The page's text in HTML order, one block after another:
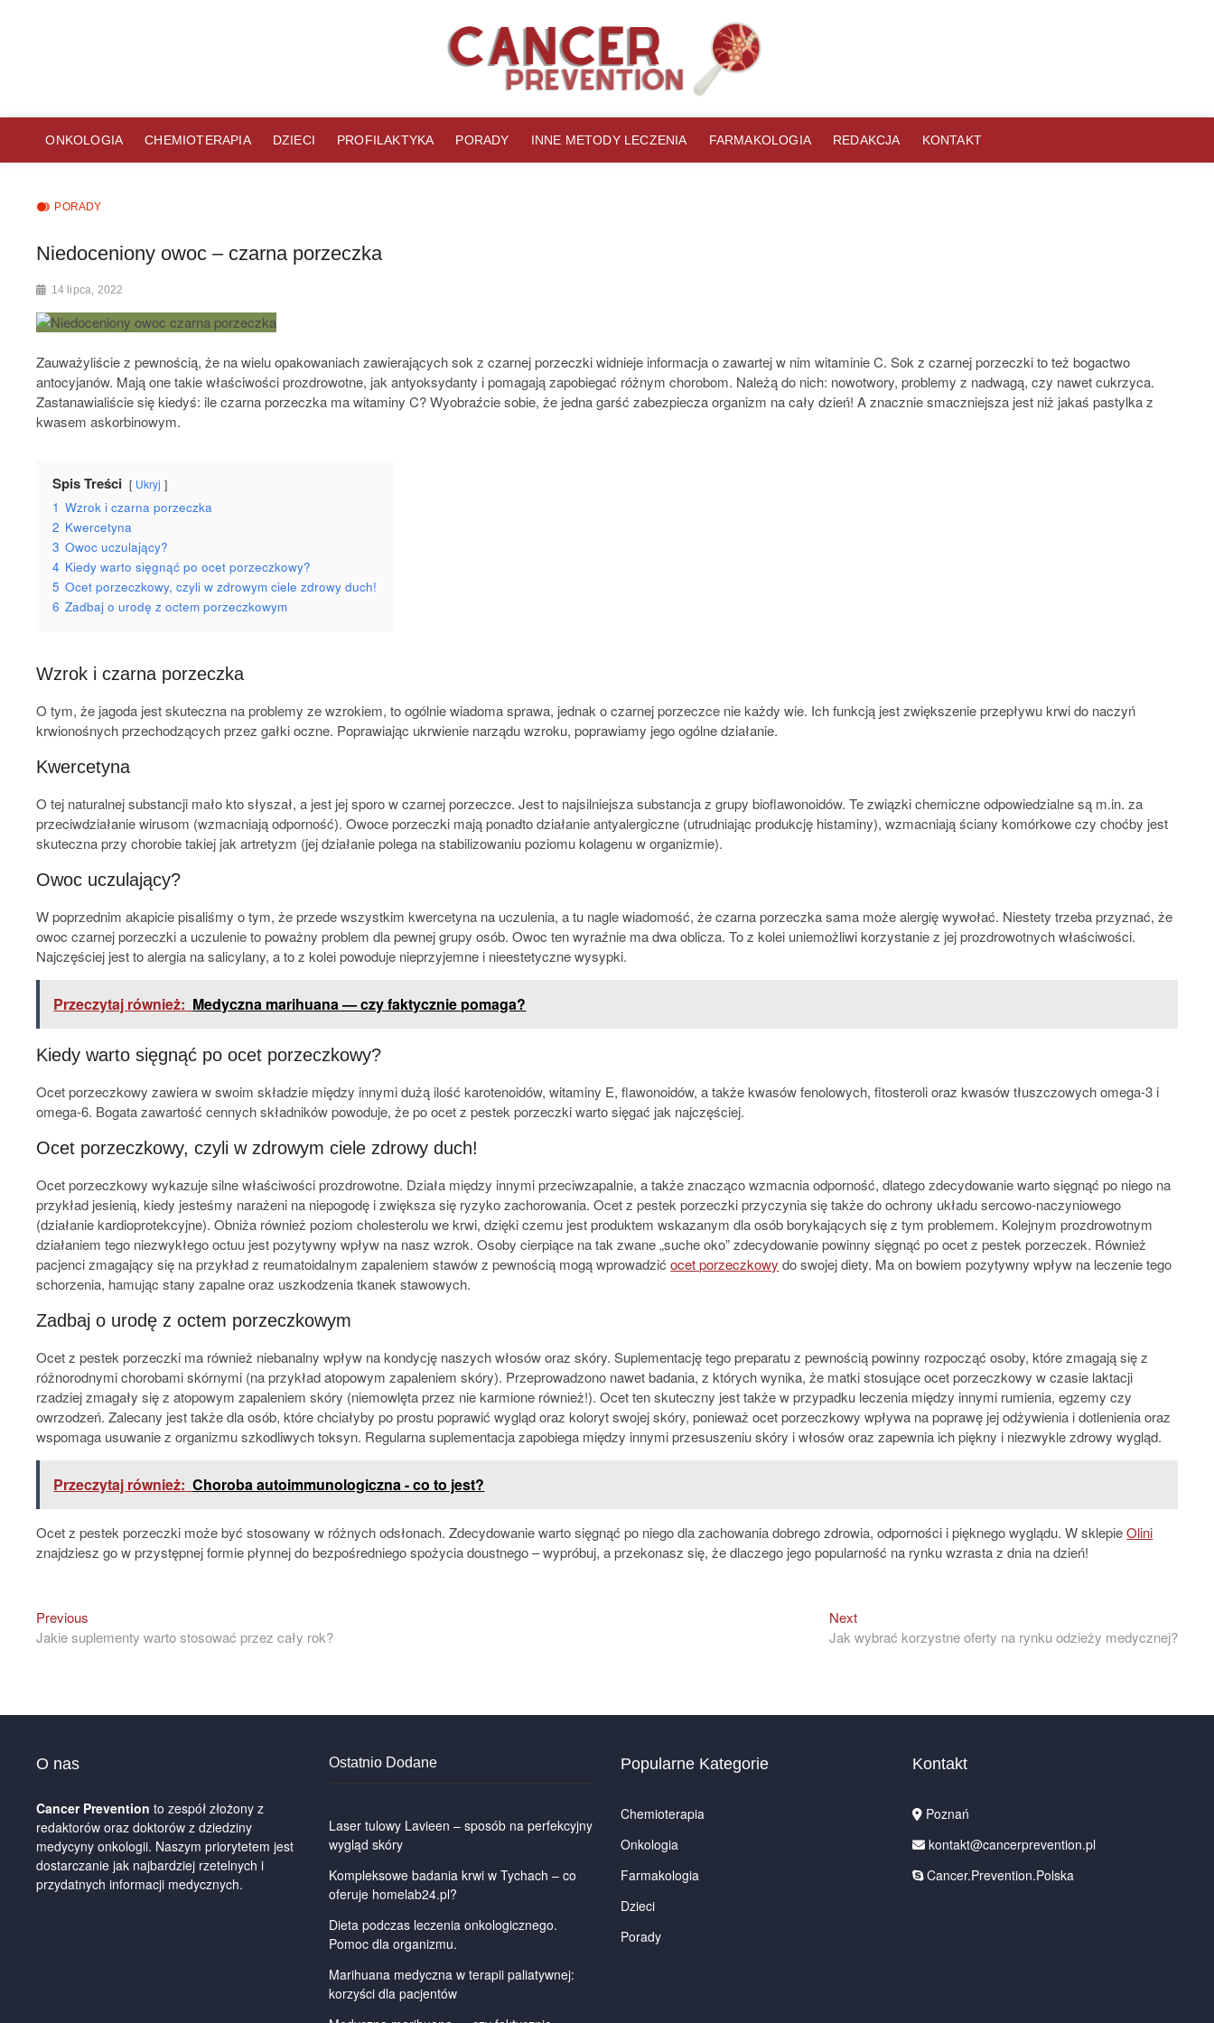
Cancer Prevention Polska
ONKOLOGIA CHEMIOTERAPIA DZIECI PROFILAKTYKA PORADY INNE METODY LECZENIA FARMAKOLOGIA REDAKCJA KONTAKT
PORADY
Niedoceniony owoc – czarna porzeczka
14 lipca, 2022
Zauważyliście z pewnością, że na wielu opakowaniach zawierających sok z czarnej porzeczki widnieje informacja o zawartej w nim witaminie C. Sok z czarnej porzeczki to też bogactwo
antocyjanów. Mają one takie właściwości prozdrowotne, jak antyoksydanty i pomagają zapobiegać różnym chorobom. Należą do nich: nowotwory, problemy z nadwagą, czy nawet cukrzyca.
Zastanawialiście się kiedyś: ile czarna porzeczka ma witaminy C? Wyobraźcie sobie, że jedna garść zabezpiecza organizm na cały dzień! A znacznie smaczniejsza jest niż jakaś pastylka z
kwasem askorbinowym.
Spis Treści Ukryj
1 Wzrok i czarna porzeczka
2 Kwercetyna
3 Owoc uczulający?
4 Kiedy warto sięgnąć po ocet porzeczkowy?
5 Ocet porzeczkowy, czyli w zdrowym ciele zdrowy duch!
6 Zadbaj o urodę z octem porzeczkowym
Wzrok i czarna porzeczka
O tym, że jagoda jest skuteczna na problemy ze wzrokiem, to ogólnie wiadoma sprawa, jednak o czarnej porzeczce nie każdy wie. Ich funkcją jest zwiększenie przepływu krwi do naczyń
krwionośnych przechodzących przez gałki oczne. Poprawiając ukrwienie narządu wzroku, poprawiamy jego ogólne działanie.
Kwercetyna
O tej naturalnej substancji mało kto słyszał, a jest jej sporo w czarnej porzeczce. Jest to najsilniejsza substancja z grupy bioflawonoidów. Te związki chemiczne odpowiedzialne są m.in. za
przeciwdziałanie wirusom (wzmacniają odporność). Owoce porzeczki mają ponadto działanie antyalergiczne (utrudniając produkcję histaminy), wzmacniają ściany komórkowe czy choćby jest
skuteczna przy chorobie takiej jak artretyzm (jej działanie polega na stabilizowaniu poziomu kolagenu w organizmie).
Owoc uczulający?
W poprzednim akapicie pisaliśmy o tym, że przede wszystkim kwercetyna na uczulenia, a tu nagle wiadomość, że czarna porzeczka sama może alergię wywołać. Niestety trzeba przyznać, że
owoc czarnej porzeczki a uczulenie to poważny problem dla pewnej grupy osób. Owoc ten wyraźnie ma dwa oblicza. To z kolei uniemożliwi korzystanie z jej prozdrowotnych właściwości.
Najczęściej jest to alergia na salicylany, a to z kolei powoduje nieprzyjemne i nieestetyczne wysypki.
Przeczytaj również: Medyczna marihuana — czy faktycznie pomaga?
Kiedy warto sięgnąć po ocet porzeczkowy?
Ocet porzeczkowy zawiera w swoim składzie między innymi dużą ilość karotenoidów, witaminy E, flawonoidów, a także kwasów fenolowych, fitosteroli oraz kwasów tłuszczowych omega-3 i
omega-6. Bogata zawartość cennych składników powoduje, że po ocet z pestek porzeczki warto sięgać jak najczęściej.
Ocet porzeczkowy, czyli w zdrowym ciele zdrowy duch!
Ocet porzeczkowy wykazuje silne właściwości prozdrowotne. Działa między innymi przeciwzapalnie, a także znacząco wzmacnia odporność, dlatego zdecydowanie warto sięgnąć po niego na
przykład jesienią, kiedy jesteśmy narażeni na niepogodę i zwiększa się ryzyko zachorowania. Ocet z pestek porzeczki przyczynia się także do ochrony układu sercowo-naczyniowego
(działanie kardioprotekcyjne). Obniża również poziom cholesterolu we krwi, dzięki czemu jest produktem wskazanym dla osób borykających się z tym problemem. Kolejnym prozdrowotnym
działaniem tego niezwykłego octuu jest pozytywny wpływ na nasz wzrok. Osoby cierpiące na tak zwane „suche oko” zdecydowanie powinny sięgnąć po ocet z pestek porzeczek. Również
pacjenci zmagający się na przykład z reumatoidalnym zapaleniem stawów z pewnością mogą wprowadzićocet porzeczkowy do swojej diety. Ma on bowiem pozytywny wpływ na leczenie tego
schorzenia, hamując stany zapalne oraz uszkodzenia tkanek stawowych.
Zadbaj o urodę z octem porzeczkowym
Ocet z pestek porzeczki ma również niebanalny wpływ na kondycję naszych włosów oraz skóry. Suplementację tego preparatu z pewnością powinny rozpocząć osoby, które zmagają się z
różnorodnymi chorobami skórnymi (na przykład atopowym zapaleniem skóry). Przeprowadzono nawet badania, z których wynika, że matki stosujące ocet porzeczkowy w czasie laktacji
rzadziej zmagały się z atopowym zapaleniem skóry (niemowlęta przez nie karmione również!). Ocet ten skuteczny jest także w przypadku leczenia między innymi rumienia, egzemy czy
owrzodzeń. Zalecany jest także dla osób, które chciałyby po prostu poprawić wygląd oraz koloryt swojej skóry, ponieważ ocet porzeczkowy wpływa na poprawę jej odżywienia i dotlenienia oraz
wspomaga usuwanie z organizmu szkodliwych toksyn. Regularna suplementacja zapobiega między innymi przesuszeniu skóry i włosów oraz zapewnia ich piękny i niezwykle zdrowy wygląd.
Przeczytaj również: Choroba autoimmunologiczna - co to jest?
Ocet z pestek porzeczki może być stosowany w różnych odsłonach. Zdecydowanie warto sięgnąć po niego dla zachowania dobrego zdrowia, odporności i pięknego wyglądu. W sklepieOlini
znajdziesz go w przystępnej formie płynnej do bezpośredniego spożycia doustnego – wypróbuj, a przekonasz się, że dlaczego jego popularność na rynku wzrasta z dnia na dzień!
Nawigacja
wpisu
Previous
post:
Jakie suplementy warto stosować przez cały rok?
NextNext
post:
Jak wybrać korzystne oferty na rynku odzieży medycznej?
O nas
Cancer Prevention to zespół złożony z
redaktorów oraz doktorów z dziedziny
medycyny onkologii. Naszym priorytetem jest
dostarczanie jak najbardziej rzetelnych i
przydatnych informacji medycznych.
Ostatnio Dodane
Laser tulowy Lavieen – sposób na perfekcyjny
wygląd skóry
Kompleksowe badania krwi w Tychach – co
oferuje homelab24.pl?
Dieta podczas leczenia onkologicznego.
Pomoc dla organizmu.
Marihuana medyczna w terapii paliatywnej:
korzyści dla pacjentów
Popularne Kategorie
Chemioterapia
Onkologia
Farmakologia
Dzieci
Porady
Kontakt
Poznań
kontakt@cancerprevention.pl
Cancer.Prevention.Polska